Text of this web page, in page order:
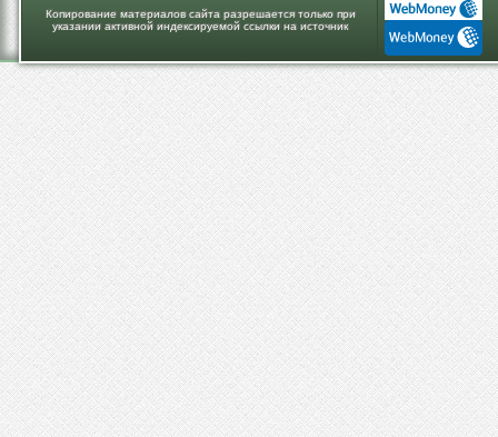
Копирование материалов сайта разрешается только при
указании активной индексируемой ссылки на источник